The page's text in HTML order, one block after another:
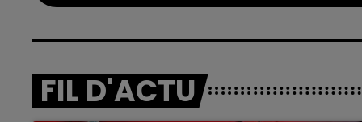
FIL D'ACTU